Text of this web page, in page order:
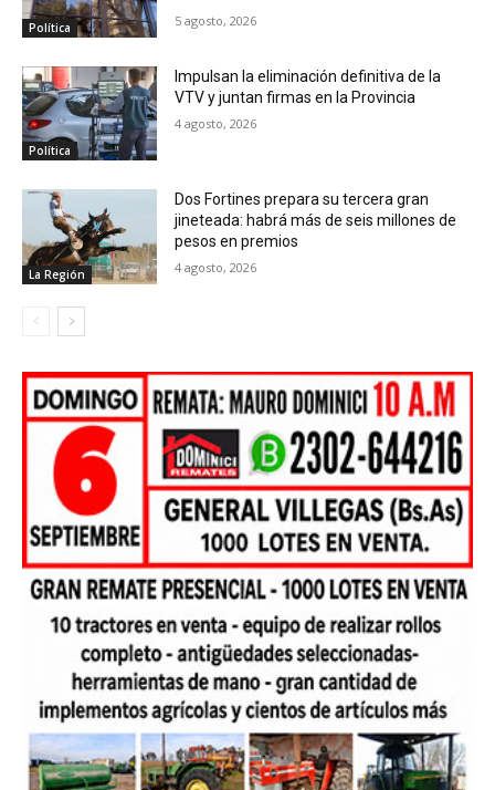
Política 5 agosto, 2026
Política
Impulsan la eliminación definitiva de la
VTV y juntan firmas en la Provincia
4 agosto, 2026
La Región
Dos Fortines prepara su tercera gran
jineteada: habrá más de seis millones de
pesos en premios
4 agosto, 2026